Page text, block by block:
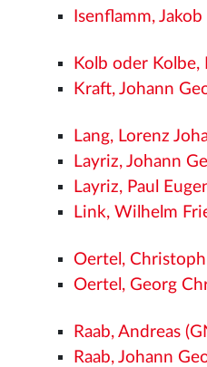
Isenflamm,
Kolb oder
Kraft, Johann
Lang, Lorenz
Layriz, Johann
Layriz, Paul
Link, Wilhelm
Oertel,
Oertel, Georg
Raab, Andreas
Raab, Johann